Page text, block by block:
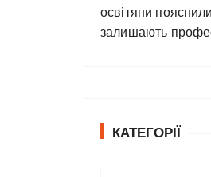
освітяни
залишають
КАТЕГОРІЇ